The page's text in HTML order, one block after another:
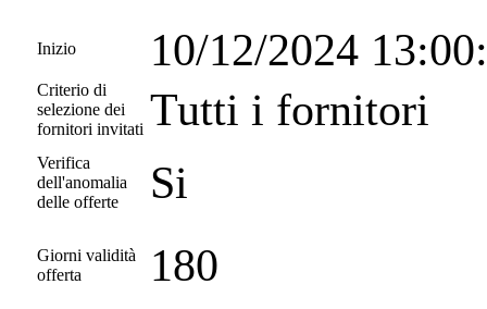
Inizio 10/12/2024
Criterio di
selezione dei
fornitori invitati Tutti i fornitori
Verifica
dell'anomalia
delle offerte
Si
Giorni validità
offerta
180